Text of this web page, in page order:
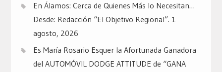
En Álamos: Cerca de Quienes Más lo Necesitan…
Desde: Redacción “El Objetivo Regional”. 1
agosto, 2026
Es María Rosario Esquer la Afortunada Ganadora
del AUTOMÓVIL DODGE ATTITUDE de “GANA